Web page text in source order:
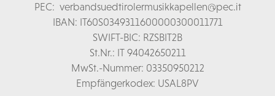
PEC: verbandsuedtirolermusikkapellen@pec.it
IBAN: IT60S0349311600000300011771
SWIFT-BIC: RZSBIT2B
St.Nr.: IT 94042650211
MwSt.-Nummer: 03350950212
Empfängerkodex: USAL8PV